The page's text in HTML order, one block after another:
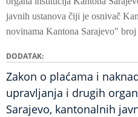
javnih ustanova čiji je osnivač
novinama Kantona Sarajevo" broj
DODATAK
Zakon o plaćama i
upravljanja i drugih
Sarajevo, kantonalnih